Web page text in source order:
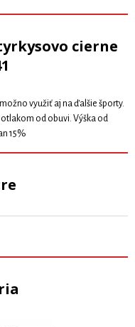
cierne
využiť aj na ďalšie športy.
od obuvi. Výška od
15%